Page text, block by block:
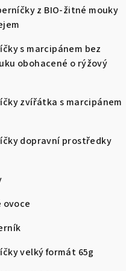
z BIO-žitné mouky
s marcipánem bez
obohacené o rýžový
zvířátka s marcipánem
dopravní prostředky
ovoce
velký formát 65g